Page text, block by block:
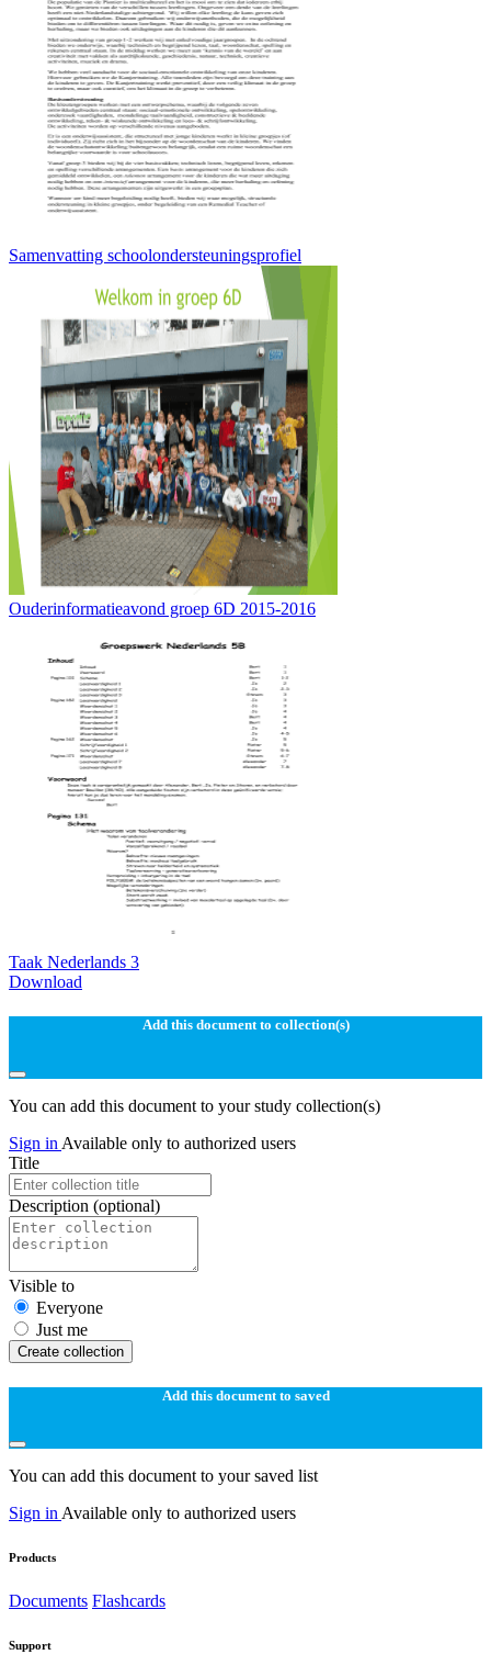
Samenvatting schoolondersteuningsprofiel
Ouderinformatieavond groep 6D 2015-2016
Taak Nederlands 3
Download
Add this document to collection(s)
You can add this document to your study collection(s)
Sign in Available only to authorized users
Title
Description (optional)
Visible to
Everyone
Just me
Create collection
Add this document to saved
You can add this document to your saved list
Sign in Available only to authorized users
Products
Documents Flashcards
Support